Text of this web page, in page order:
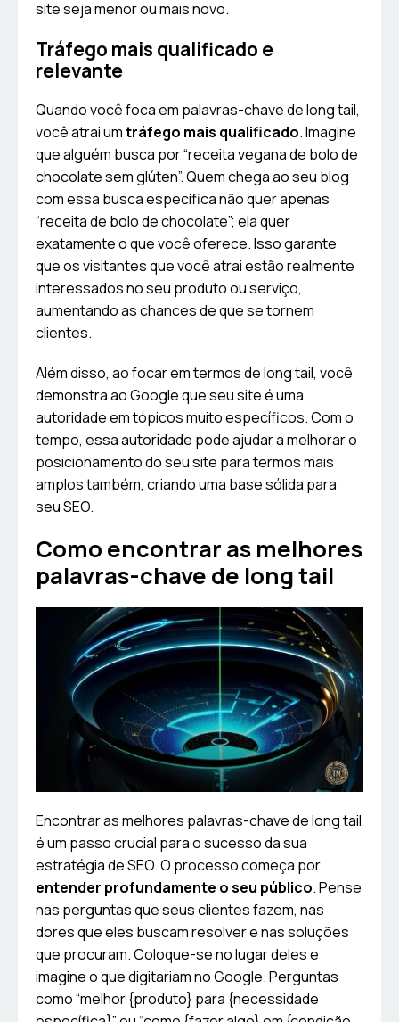
site seja menor ou mais novo.
Tráfego mais qualificado e
relevante
Quando você foca em palavras-chave de long tail,
você atrai umtráfego mais qualificado. Imagine
que alguém busca por “receita vegana de bolo de
chocolate sem glúten”. Quem chega ao seu blog
com essa busca específica não quer apenas
“receita de bolo de chocolate”; ela quer
exatamente o que você oferece. Isso garante
que os visitantes que você atrai estão realmente
interessados no seu produto ou serviço,
aumentando as chances de que se tornem
clientes.
Além disso, ao focar em termos de long tail, você
demonstra ao Google que seu site é uma
autoridade em tópicos muito específicos. Com o
tempo, essa autoridade pode ajudar a melhorar o
posicionamento do seu site para termos mais
amplos também, criando uma base sólida para
seu SEO.
Como encontrar as melhores
palavras-chave de long tail
Encontrar as melhores palavras-chave de long tail
é um passo crucial para o sucesso da sua
estratégia de SEO. O processo começa por
entender profundamente o seu público. Pense
nas perguntas que seus clientes fazem, nas
dores que eles buscam resolver e nas soluções
que procuram. Coloque-se no lugar deles e
imagine o que digitariam no Google. Perguntas
como “melhor {produto} para {necessidade